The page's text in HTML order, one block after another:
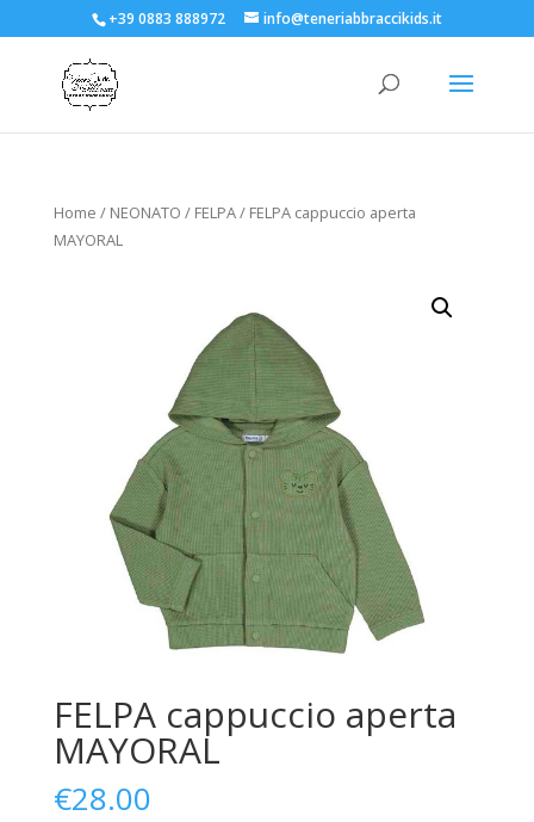
+39 0883 888972 info@teneriabbraccikids.it
Home / NEONATO / FELPA/ FELPA cappuccio aperta
MAYORAL
FELPA cappuccio aperta
MAYORAL
€28.00